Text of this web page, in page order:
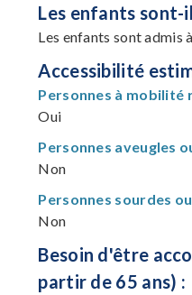
Les enfants sont-
Les enfants sont admis
Accessibilité
Personnes à mobilité
Oui
Personnes aveugles
Non
Personnes sourdes
Non
Besoin d'être
partir de 65 ans) :